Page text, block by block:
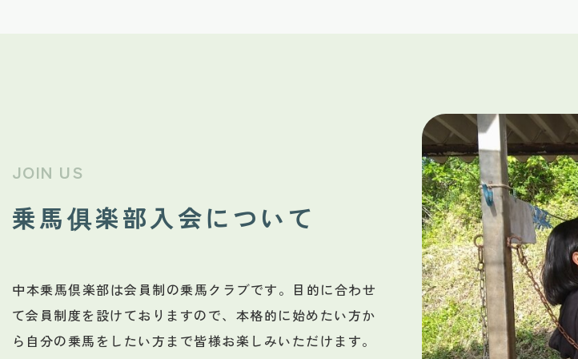
JOIN US
乗馬俱楽部入会について
中本乗馬倶楽部は会員制の乗馬クラブです。目的に合わせ
て会員制度を設けておりますので、本格的に始めたい方か
ら自分の乗馬をしたい方まで皆様お楽しみいただけます。